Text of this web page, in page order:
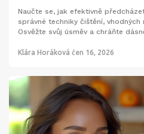
Naučte se, jak efektivně
správné techniky čištění, vhodných
Osvěžte svůj úsměv a chráňte
Klára Horáková čen 16, 2026